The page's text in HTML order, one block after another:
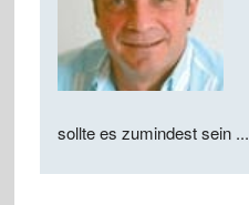
sollte es zumindest sein ...